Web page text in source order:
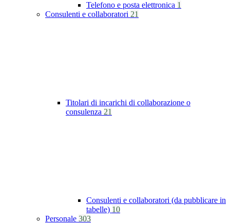
Telefono e posta elettronica 1
Consulenti e collaboratori 21
Titolari di incarichi di collaborazione o
consulenza 21
Consulenti e collaboratori (da pubblicare in
tabelle) 10
Personale 303